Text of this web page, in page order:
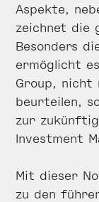
Aspekte,
zeichnet die
Besonders
ermöglicht
Group, nicht
beurteilen,
zur
Investment
Mit dieser
zu den